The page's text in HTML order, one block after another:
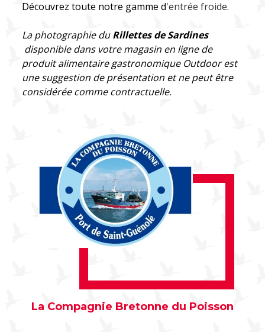
Découvrez toute notre gamme d'entrée froide.
La photographie duRillettes de Sardines
disponible dans votre magasin en lignede
produit alimentaire gastronomique Outdoorest
une suggestion de présentation et ne peut être
considérée comme contractuelle.
La Compagnie Bretonne du Poisson